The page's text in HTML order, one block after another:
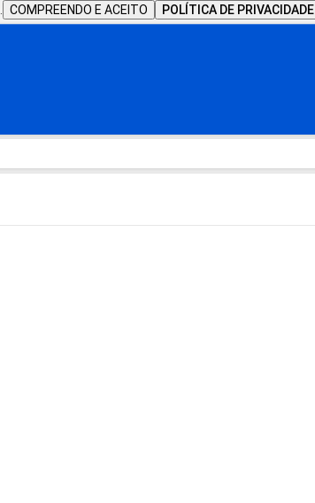
COMPREENDO E ACEITO POLÍTICA DE PRIVACIDADE